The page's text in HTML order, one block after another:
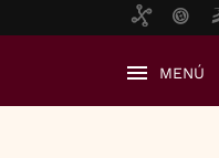
MENÚ